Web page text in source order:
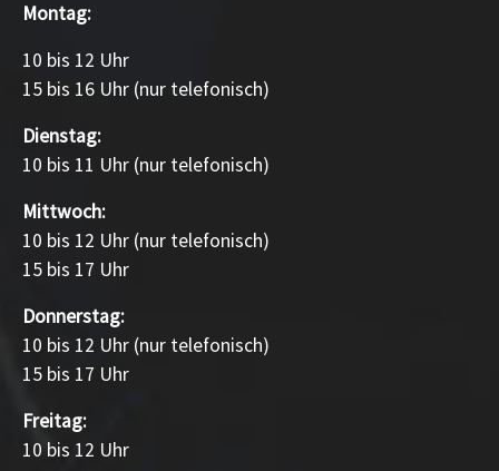
Montag:
10 bis 12 Uhr
15 bis 16 Uhr (nur telefonisch)
Dienstag:
10 bis 11 Uhr (nur telefonisch)
Mittwoch:
10 bis 12 Uhr (nur telefonisch)
15 bis 17 Uhr
Donnerstag:
10 bis 12 Uhr (nur telefonisch)
15 bis 17 Uhr
Freitag:
10 bis 12 Uhr